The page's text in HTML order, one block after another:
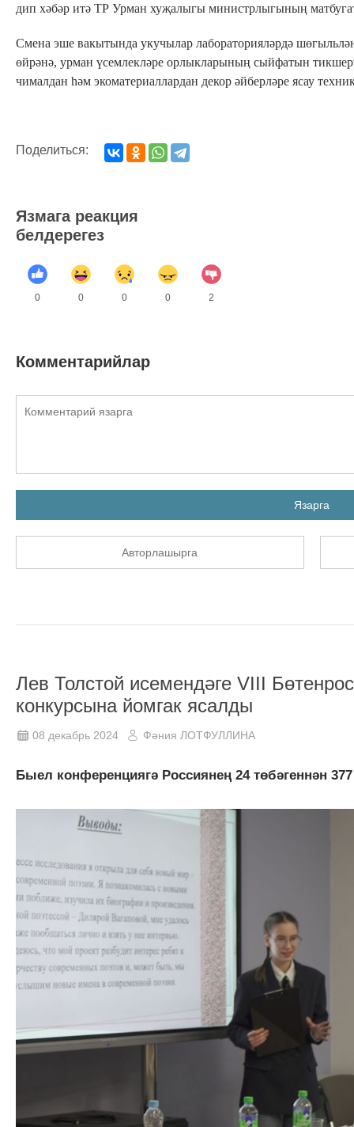
дип хәбәр итә ТР Урман хуҗалыгы министрлыгының
Смена эше вакытында укучылар лабораторияләрдә
өйрәнә, урман үсемлекләре орлыкларының сыйфатын
чималдан һәм экоматериаллардан декор әйберләре ясау
Поделиться:
Язмага реакция
белдерегез
0 0 0 0 2
Комментарийлар
Язарга
Авторлашырга
Лев Толстой исемендәге VIII
конкурсына йомгак ясалды
08 декабрь 2024 Фәния ЛОТФУЛЛИНА
Быел конференциягә Россиянең 24 төбәгеннән